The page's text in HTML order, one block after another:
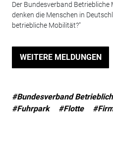
Der Bundesverband
denken die Menschen in
betriebliche Mobilität?"
WEITERE MELDUNGEN
#Bundesverband
#Fuhrpark
#Flotte